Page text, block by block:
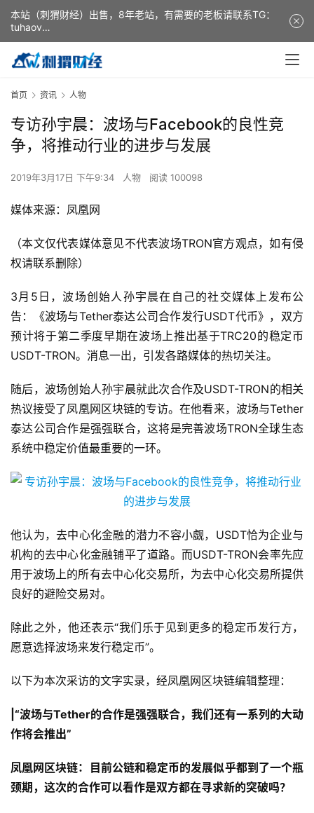
首页 资讯 人物
专访孙宇晨：波场与Facebook的良性竞
争，将推动行业的进步与发展
2019年3月17日 下午9:34 人物 阅读 100098
媒体来源：凤凰网
（本文仅代表媒体意见不代表波场TRON官方观点，如有侵
权请联系删除）
3月5日，波场创始人孙宇晨在自己的社交媒体上发布公
告：《波场与Tether泰达公司合作发行USDT代币》，双方
预计将于第二季度早期在波场上推出基于TRC20的稳定币
USDT-TRON。消息一出，引发各路媒体的热切关注。
随后，波场创始人孙宇晨就此次合作及USDT-TRON的相关
热议接受了凤凰网区块链的专访。在他看来，波场与Tether
泰达公司合作是强强联合，这将是完善波场TRON全球生态
系统中稳定价值最重要的一环。
他认为，去中心化金融的潜力不容小觑，USDT恰为企业与
机构的去中心化金融铺平了道路。而USDT-TRON会率先应
用于波场上的所有去中心化交易所，为去中心化交易所提供
良好的避险交易对。
除此之外，他还表示“我们乐于见到更多的稳定币发行方，
愿意选择波场来发行稳定币”。
以下为本次采访的文字实录，经凤凰网区块链编辑整理：
|“波场与Tether的合作是强强联合，我们还有一系列的大动
作将会推出”
凤凰网区块链：目前公链和稳定币的发展似乎都到了一个瓶
颈期，这次的合作可以看作是双方都在寻求新的突破吗？
本站（刺猬财经）出售，8年老站，有需要的老板请联系TG：
tuhaov
This website (ciweicaijing) is for sale. It is a 8-year-old
website. If you need it, please contact TG: tuhaov